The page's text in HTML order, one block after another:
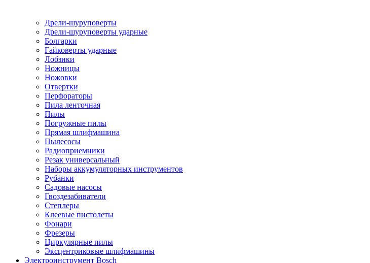
Дрели-шуруповерты
Дрели-шуруповерты ударные
Болгарки
Гайковерты ударные
Лобзики
Ножницы
Ножовки
Отвертки
Перфораторы
Пила ленточная
Пилы
Погружные пилы
Прямая шлифмашина
Пылесосы
Радиоприемники
Резак универсальный
Наборы аккумуляторных инструментов
Рубанки
Садовые насосы
Гвоздезабиватели
Степлеры
Клеевые пистолеты
Фонари
Фрезеры
Циркулярные пилы
Эксцентриковые шлифмашины
Электроинструмент Bosch